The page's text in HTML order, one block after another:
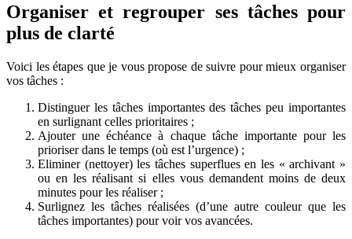
Organiser et regrouper ses tâches pour
plus de clarté
Voici les étapes que je vous propose de suivre pour mieux organiser
vos tâches :
Distinguer les tâches importantes des tâches peu importantes
en surlignant celles prioritaires ;
Ajouter une échéance à chaque tâche importante pour les
prioriser dans le temps (où est l’urgence) ;
Eliminer (nettoyer) les tâches superflues en les « archivant »
ou en les réalisant si elles vous demandent moins de deux
minutes pour les réaliser ;
Surlignez les tâches réalisées (d’une autre couleur que les
tâches importantes) pour voir vos avancées.